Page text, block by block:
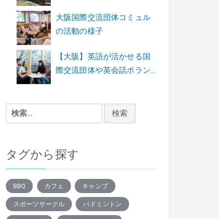
大阪国際交流団体コミュル
の活動の様子
【大阪】英語が活かせる国
際交流団体や英会話ボラン...
検
索:
タグから探す
BBQ カフェ キャンプ
スポーツサークル バドミントン